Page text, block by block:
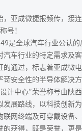
亚成微捷报频传，接连
号！
全球汽车行业公认的
车行业的特定需求及客
通过，标志着亚成微电
安全性的半导体解决方
计中心”荣誉称号由陕
发展路线，以科技创新
网终端及可穿戴设备
得，既是荣誉，更是